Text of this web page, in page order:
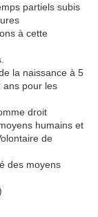
partiels subis
à cette
la naissance à 5
ans pour les
droit
humains et
de
des moyens